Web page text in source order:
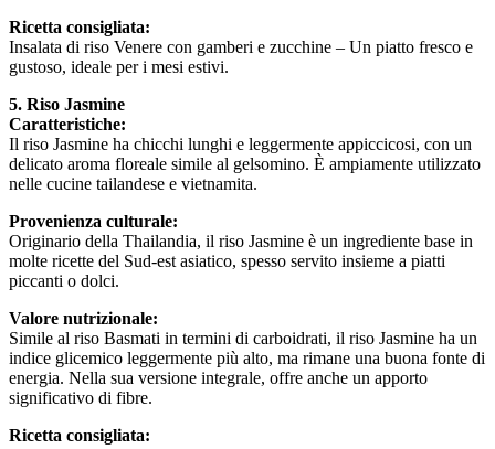
Ricetta consigliata:
Insalata di riso Venere con gamberi e zucchine – Un piatto fresco e
gustoso, ideale per i mesi estivi.
5. Riso Jasmine
Caratteristiche:
Il riso Jasmine ha chicchi lunghi e leggermente appiccicosi, con un
delicato aroma floreale simile al gelsomino. È ampiamente utilizzato
nelle cucine tailandese e vietnamita.
Provenienza culturale:
Originario della Thailandia, il riso Jasmine è un ingrediente base in
molte ricette del Sud-est asiatico, spesso servito insieme a piatti
piccanti o dolci.
Valore nutrizionale:
Simile al riso Basmati in termini di carboidrati, il riso Jasmine ha un
indice glicemico leggermente più alto, ma rimane una buona fonte di
energia. Nella sua versione integrale, offre anche un apporto
significativo di fibre.
Ricetta consigliata: